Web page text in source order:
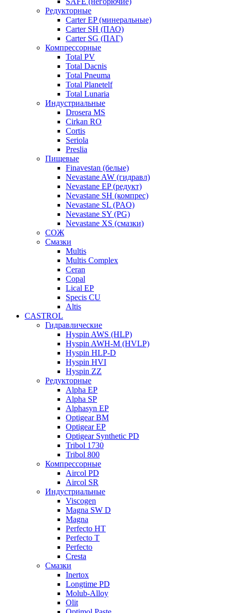
Редукторные
Carter EP (минеральные)
Carter SH (ПАО)
Carter SG (ПАГ)
Компрессорные
Total PV
Total Dacnis
Total Pneuma
Total Planetelf
Total Lunaria
Индустриальные
Drosera MS
Cirkan RO
Cortis
Seriola
Preslia
Пищевые
Finavestan (белые)
Nevastane AW (гидравл)
Nevastane EP (редукт)
Nevastane SH (компрес)
Nevastane SL (PAO)
Nevastane SY (PG)
Nevastane XS (смазки)
СОЖ
Смазки
Multis
Multis Complex
Ceran
Copal
Lical EP
Specis CU
Altis
CASTROL
Гидравлические
Hyspin AWS (HLP)
Hyspin AWH-M (HVLP)
Hyspin HLP-D
Hyspin HVI
Hyspin ZZ
Редукторные
Alpha EP
Alpha SP
Alphasyn EP
Optigear BM
Optigear EP
Optigear Synthetic PD
Tribol 1730
Tribol 800
Компрессорные
Aircol PD
Aircol SR
Индустриальные
Viscogen
Magna SW D
Magna
Perfecto HT
Perfecto T
Perfecto
Cresta
Смазки
Inertox
Longtime PD
Molub-Alloy
Olit